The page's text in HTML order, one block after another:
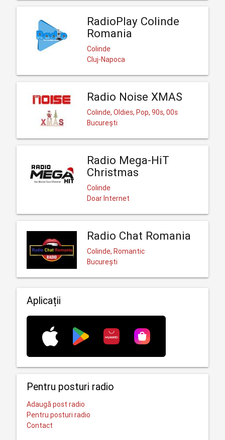
RadioPlay Colinde
Romania
Colinde
Cluj-Napoca
Radio Noise XMAS
Colinde, Oldies, Pop, 90s, 00s
București
Radio Mega-HiT
Christmas
Colinde
Doar Internet
Radio Chat Romania
Colinde, Romantic
București
Aplicații
Pentru posturi radio
Adaugă post radio
Pentru posturi radio
Contact